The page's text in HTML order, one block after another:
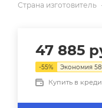
Страна изготовитель
47 885
-55% Экономия
Купить в